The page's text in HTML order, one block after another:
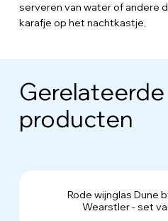
serveren van water of andere
karafje op het nachtkastje,
Gerelateerde
producten
Rode wijnglas Dune
Wearstler - set